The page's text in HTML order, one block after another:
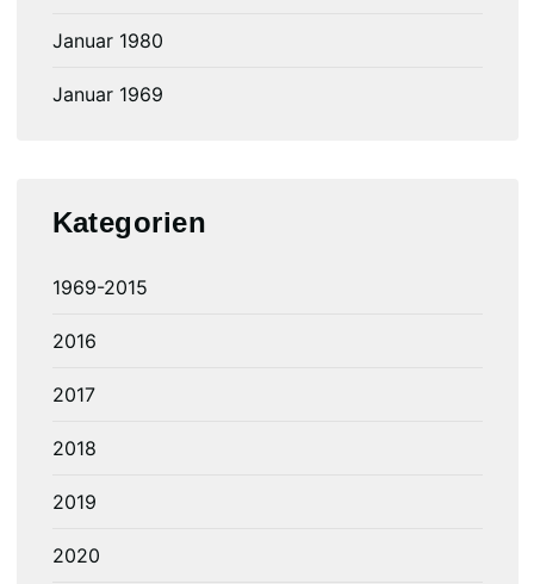
Januar 1980
Januar 1969
Kategorien
1969-2015
2016
2017
2018
2019
2020